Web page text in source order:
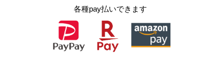
各種pay払いできます